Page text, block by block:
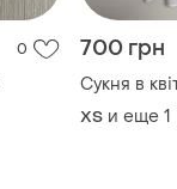
0 700 грн
Сукня в
ХS и еще 1